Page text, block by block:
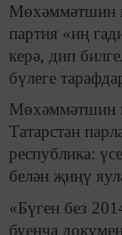
Мөхәммәтшин
партия «иң
керә, дип
бүлеге
Мөхәммәтшин
Татарстан
республика:
белән җиңү
«Бүген без
буенча